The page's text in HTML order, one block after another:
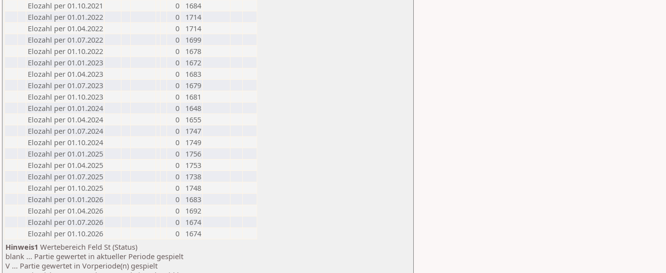
Elozahl per 01.10.2021
0
1684
Elozahl per 01.01.2022
0
1714
Elozahl per 01.04.2022
0
1714
Elozahl per 01.07.2022
0
1699
Elozahl per 01.10.2022
0
1678
Elozahl per 01.01.2023
0
1672
Elozahl per 01.04.2023
0
1683
Elozahl per 01.07.2023
0
1679
Elozahl per 01.10.2023
0
1681
Elozahl per 01.01.2024
0
1648
Elozahl per 01.04.2024
0
1655
Elozahl per 01.07.2024
0
1747
Elozahl per 01.10.2024
0
1749
Elozahl per 01.01.2025
0
1756
Elozahl per 01.04.2025
0
1753
Elozahl per 01.07.2025
0
1738
Elozahl per 01.10.2025
0
1748
Elozahl per 01.01.2026
0
1683
Elozahl per 01.04.2026
0
1692
Elozahl per 01.07.2026
0
1674
Elozahl per 01.10.2026
0
1674
Hinweis1 Wertebereich Feld St (Status)
blank ... Partie gewertet in aktueller Periode gespielt
V ... Partie gewertet in Vorperiode(n) gespielt